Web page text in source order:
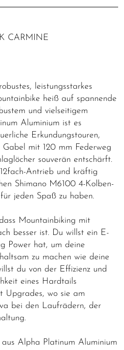
CARMINE
leistungsstarkes
heiß auf spannende
und vielseitigem
Aluminium ist es
Erkundungstouren,
mit 120 mm Federweg
souverän entschärft.
Antrieb und kräftig
Shimano M6100 4-Kolben-
jeden Spaß zu haben.
Mountainbiking mit
besser ist. Du willst ein E-
Power hat, um deine
zu machen wie deine
du von der Effizienz und
eines Hardtails
Upgrades, wo sie am
bei den Laufrädern, der
Alpha Platinum Aluminium